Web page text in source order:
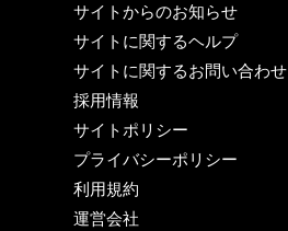
サイトからのお知らせ
サイトに関するヘルプ
サイトに関するお問い合わせ
採用情報
サイトポリシー
プライバシーポリシー
利用規約
運営会社